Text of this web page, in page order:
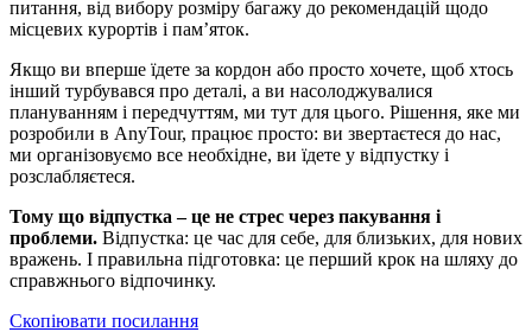
питання, від вибору розміру багажу до рекомендацій щодо
місцевих курортів і пам’яток.
Якщо ви вперше їдете за кордон або просто хочете, щоб хтось
інший турбувався про деталі, а ви насолоджувалися
плануванням і передчуттям, ми тут для цього. Рішення, яке ми
розробили в AnyTour, працює просто: ви звертаєтеся до нас,
ми організовуємо все необхідне, ви їдете у відпустку і
розслабляєтеся.
Тому що відпустка – це не стрес через пакування і
проблеми. Відпустка: це час для себе, для близьких, для нових
вражень. І правильна підготовка: це перший крок на шляху до
справжнього відпочинку.
Скопіювати посилання